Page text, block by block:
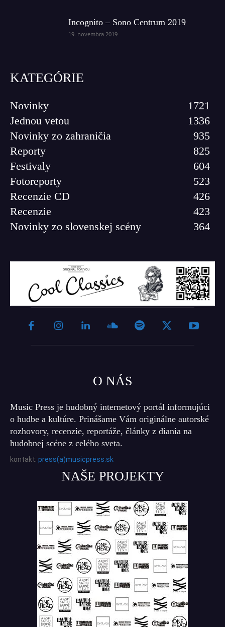
Incognito – Sono Centrum 2019
19. novembra 2019
KATEGÓRIE
Novinky
1721
Jednou vetou
1336
Novinky zo zahraničia
935
Reporty
825
Festivaly
604
Fotoreporty
523
Recenzie CD
426
Recenzie
423
Novinky zo slovenskej scény
364
O NÁS
Music Press je hudobný internetový portál informujúci
o hudbe a kultúre. Prinášame Vám originálne autorské
rozhovory, recenzie, reportáže, články z diania na
hudobnej scéne z celého sveta.
kontakt: press(a)musicpress.sk
NAŠE PROJEKTY